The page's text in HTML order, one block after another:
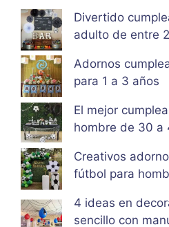
Divertido
adulto de entre
Adornos
para 1 a 3 años
El mejor
hombre de 30 a
Creativos
fútbol para
4 ideas en
sencillo con